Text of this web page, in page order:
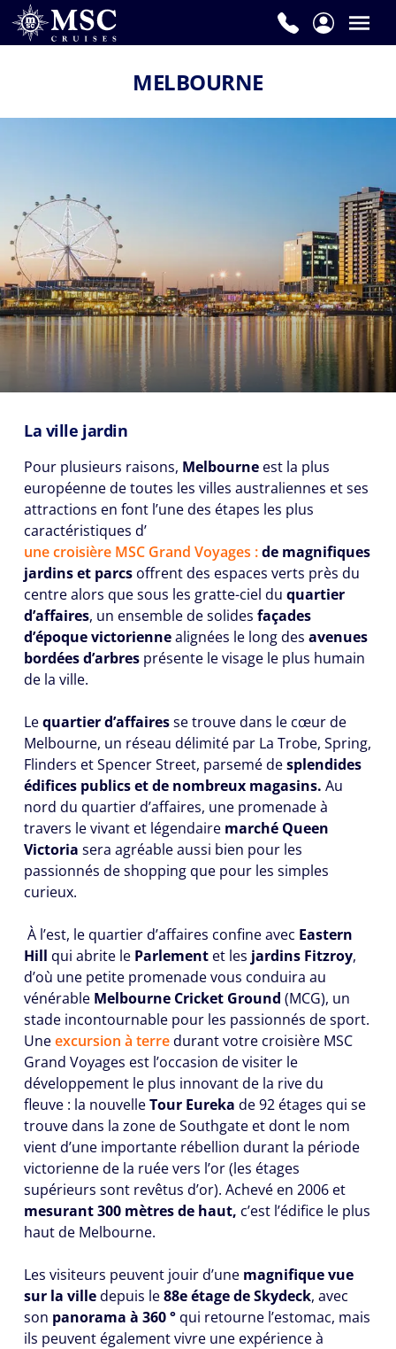
MELBOURNE
La ville jardin
Pour plusieurs raisons, Melbourne est la plus
européenne de toutes les villes australiennes et ses
attractions en font l’une des étapes les plus
caractéristiques d’
une croisière MSC Grand Voyages :de magnifiques
jardins et parcs offrent des espaces verts près du
centre alors que sous les gratte-ciel du quartier
d’affaires, un ensemble de solides façades
d’époque victoriennealignées le long des avenues
bordées d’arbres présente le visage le plus humain
de la ville.
Lequartier d’affairesse trouve dans le cœur de
Melbourne, un réseau délimité par La Trobe, Spring,
Flinders et Spencer Street, parsemé desplendides
édifices publics et de nombreux magasins. Au
nord du quartier d’affaires, une promenade à
travers le vivant et légendaire marché Queen
Victoria sera agréable aussi bien pour les
passionnés de shopping que pour les simples
curieux.
À l’est, le quartier d’affaires confine avec Eastern
Hill qui abrite le Parlement et les jardins Fitzroy,
d’où une petite promenade vous conduira au
vénérable Melbourne Cricket Ground (MCG), un
stade incontournable pour les passionnés de sport.
Uneexcursion à terredurant votre croisière MSC
Grand Voyages est l’occasion de visiter le
développement le plus innovant de la rive du
fleuve : la nouvelleTour Eureka de 92 étages qui se
trouve dans la zone de Southgate et dont le nom
vient d’une importante rébellion durant la période
victorienne de la ruée vers l’or (les étages
supérieurs sont revêtus d’or). Achevé en 2006 et
mesurant 300 mètres de haut, c’est l’édifice le plus
haut de Melbourne.
Les visiteurs peuvent jouir d’une magnifique vue
sur la villedepuis le88e étage de Skydeck, avec
son panorama à 360 ° qui retourne l’estomac, mais
ils peuvent également vivre une expérience à